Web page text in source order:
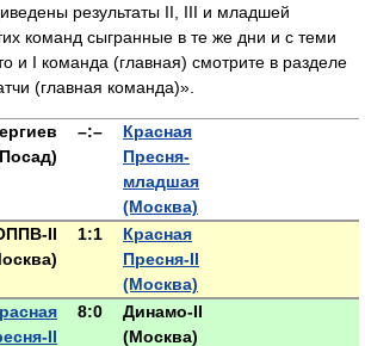
результаты II, III и младшей
команд сыгранные в те же дни и с теми
и I команда (главная) смотрите в разделе
(главная команда)».
Посад)
–:–
Красная
Пресня-
младшая
(Москва)
II
1:1
Красная
Пресня-II
(Москва)
II
8:0
Динамо-II
(Москва)